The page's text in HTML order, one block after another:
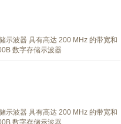
示波器 具有高达 200 MHz 的带宽和
数字存储示波器
示波器 具有高达 200 MHz 的带宽和
数字存储示波器